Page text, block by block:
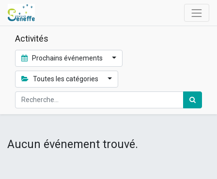
Activités
Prochains événements
Toutes les catégories
Aucun événement trouvé.